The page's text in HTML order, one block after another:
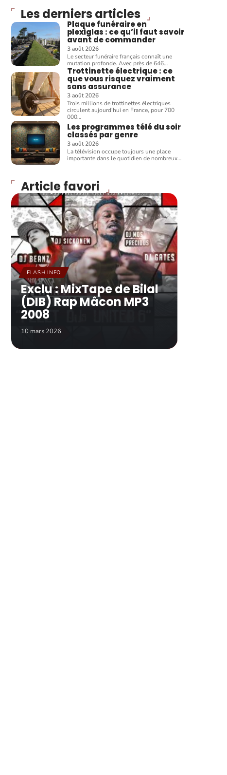
Les derniers articles
Plaque funéraire en
plexiglas : ce qu’il faut savoir
avant de commander
3 août 2026
Le secteur funéraire français connaît une
mutation profonde. Avec près de 646…
Trottinette électrique : ce
que vous risquez vraiment
sans assurance
3 août 2026
Trois millions de trottinettes électriques
circulent aujourd'hui en France, pour 700
000…
Les programmes télé du soir
classés par genre
3 août 2026
La télévision occupe toujours une place
importante dans le quotidien de nombreux…
Article favori
FLASH INFO
Exclu : MixTape de Bilal
(DIB) Rap Mâcon MP3
2008
10 mars 2026